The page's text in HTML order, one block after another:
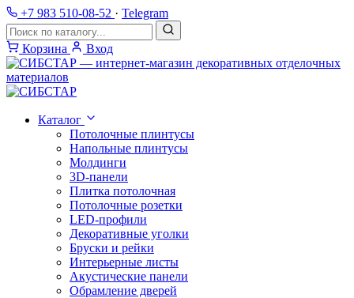
+7 983 510-08-52 · Telegram
Корзина Вход
Каталог
Потолочные плинтусы
Напольные плинтусы
Молдинги
3D-панели
Плитка потолочная
Потолочные розетки
LED-профили
Декоративные уголки
Бруски и рейки
Интерьерные листы
Акустические панели
Обрамление дверей